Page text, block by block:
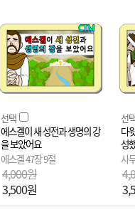
선택
에스겔이 새 성전과 생명의 강
을 보았어요
에스겔 47장 9절
4,000원
3,500원
선
다
성
사